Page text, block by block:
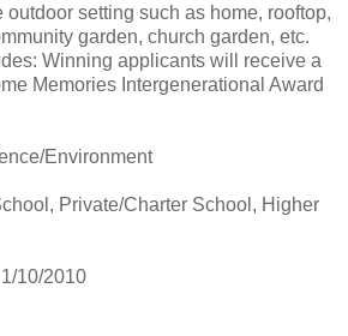
setting such as home, rooftop,
garden, church garden, etc.
Winning applicants will receive a
Memories Intergenerational Award
Environment
Private/Charter School, Higher
1/10/2010